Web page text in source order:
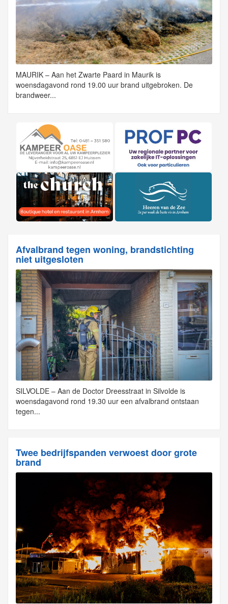
MAURIK – Aan het Zwarte Paard in Maurik is
woensdagavond rond 19.00 uur brand uitgebroken. De
brandweer...
Afvalbrand tegen woning, brandstichting
niet uitgesloten
SILVOLDE – Aan de Doctor Dreesstraat in Silvolde is
woensdagavond rond 19.30 uur een afvalbrand ontstaan
tegen...
Twee bedrijfspanden verwoest door grote
brand